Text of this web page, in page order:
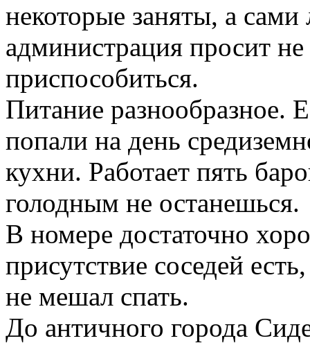
некоторые заняты, а
администрация просит
приспособиться.
Питание разнообразное.
попали на день
кухни. Работает пять
голодным не останешься.
В номере достаточно
присутствие соседей
не мешал спать.
До античного города